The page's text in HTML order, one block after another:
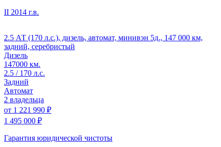
II 2014 г.в.
2.5 АТ (170 л.с.), дизель, автомат, минивэн 5д., 147 000 км,
задний, серебристый
Дизель
147000 км.
2.5 / 170 л.с.
Задний
Автомат
2 владельца
от 1 221 990 ₽
1 495 000 ₽
Гарантия юридической чистоты